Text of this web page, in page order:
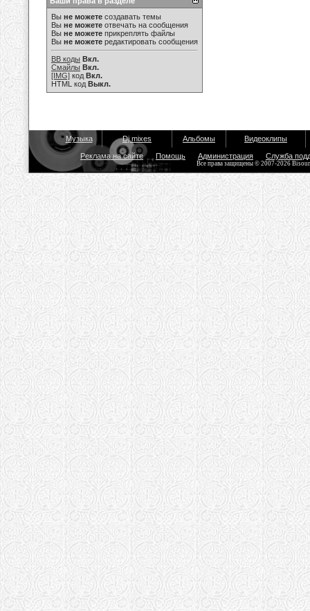
Вы не можете создавать темы
Вы не можете отвечать на сообщения
Вы не можете прикреплять файлы
Вы не можете редактировать сообщения
BB коды Вкл.
Смайлы Вкл.
[IMG] код Вкл.
HTML код Выкл.
Музыка Dj mixes Альбомы Видеоклипы
Реклама на сайте Помощь Администрация Служба
Все права защищены © 2007-2026